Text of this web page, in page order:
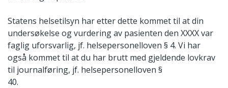
Statens helsetilsyn har etter dette kommet til at din
undersøkelse og vurdering av pasienten den XXXX var
faglig uforsvarlig, jf. helsepersonelloven § 4. Vi har
også kommet til at du har brutt med gjeldende lovkrav
til journalføring, jf. helsepersonelloven §
40.